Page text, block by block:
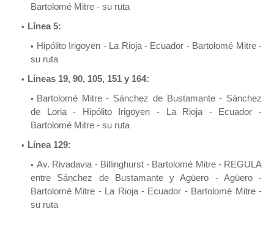
Bartolomé Mitre - su ruta
Línea 5:
Hipólito Irigoyen - La Rioja - Ecuador - Bartolomé Mitre -
su ruta
Líneas 19, 90, 105, 151 y 164:
Bartolomé Mitre - Sánchez de Bustamante - Sánchez
de Loria - Hipólito Irigoyen - La Rioja - Ecuador -
Bartolomé Mitre - su ruta
Línea 129:
Av. Rivadavia - Billinghurst - Bartolomé Mitre - REGULA
entre Sánchez de Bustamante y Agüero - Agüero -
Bartolomé Mitre - La Rioja - Ecuador - Bartolomé Mitre -
su ruta